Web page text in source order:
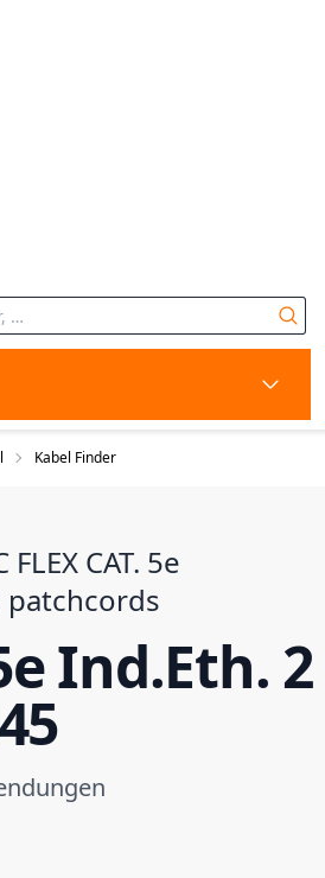
Kabel Finder
FLEX CAT. 5e
patchcords
Ind.Eth. 2